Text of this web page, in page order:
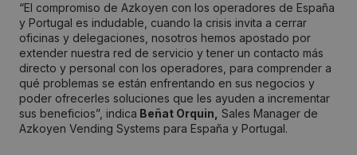
“El compromiso de Azkoyen con los operadores de España
y Portugal es indudable, cuando la crisis invita a cerrar
oficinas y delegaciones, nosotros hemos apostado por
extender nuestra red de servicio y tener un contacto más
directo y personal con los operadores, para comprender a
qué problemas se están enfrentando en sus negocios y
poder ofrecerles soluciones que les ayuden a incrementar
sus beneficios”, indica Beñat Orquin, Sales Manager de
Azkoyen Vending Systems para España y Portugal.